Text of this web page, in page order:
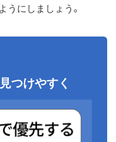
うにしましょう。
つけやすく